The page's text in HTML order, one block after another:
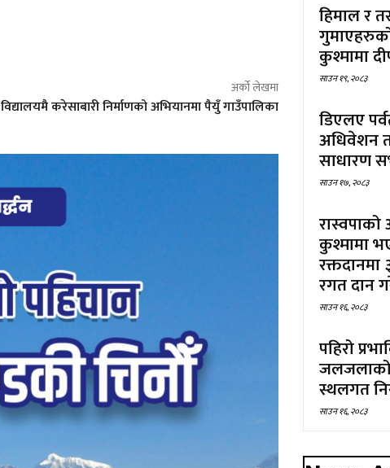
अर्को लेखमा
विद्यालयमै करेसाबारी निर्माणको अभियानमा पैयुँ गाउँपालिका
हिमाल र
कुश्मामा
साउन १९, २०८३
डिएलए
अधिवेशन
साधारण
साउन १७, २०८३
कुश्मामा
रगत दान
साउन १६, २०८३
पहिरो
जलजलाको
स्थलगत
साउन १६, २०८३